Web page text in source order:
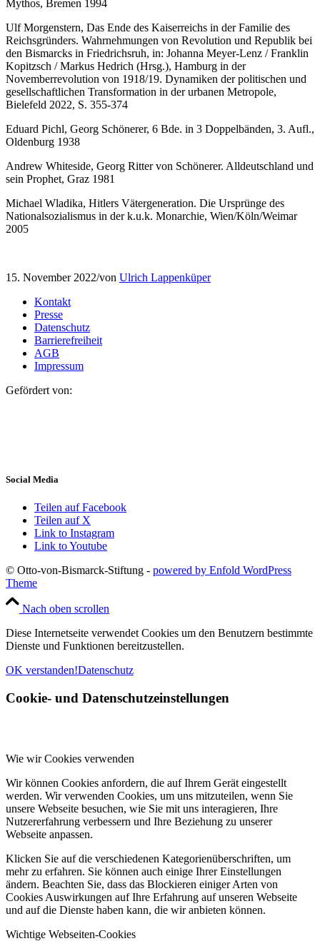
Mythos, Bremen 1994
Ulf Morgenstern, Das Ende des Kaiserreichs in der Familie des
Reichsgründers. Wahrnehmungen von Revolution und Republik bei
den Bismarcks in Friedrichsruh, in: Johanna Meyer-Lenz / Franklin
Kopitzsch / Markus Hedrich (Hrsg.), Hamburg in der
Novemberrevolution von 1918/19. Dynamiken der politischen und
gesellschaftlichen Transformation in der urbanen Metropole,
Bielefeld 2022, S. 355-374
Eduard Pichl, Georg Schönerer, 6 Bde. in 3 Doppelbänden, 3. Aufl.,
Oldenburg 1938
Andrew Whiteside, Georg Ritter von Schönerer. Alldeutschland und
sein Prophet, Graz 1981
Michael Wladika, Hitlers Vätergeneration. Die Ursprünge des
Nationalsozialismus in der k.u.k. Monarchie, Wien/Köln/Weimar
2005
15. November 2022/von Ulrich Lappenküper
Kontakt
Presse
Datenschutz
Barrierefreiheit
AGB
Impressum
Gefördert von:
Social Media
Teilen auf Facebook
Teilen auf X
Link to Instagram
Link to Youtube
© Otto-von-Bismarck-Stiftung - powered by Enfold WordPress
Theme
Nach oben scrollen
Diese Internetseite verwendet Cookies um den Benutzern bestimmte
Dienste und Funktionen bereitzustellen.
OK verstanden!Datenschutz
Cookie- und Datenschutzeinstellungen
Wie wir Cookies verwenden
Wir können Cookies anfordern, die auf Ihrem Gerät eingestellt
werden. Wir verwenden Cookies, um uns mitzuteilen, wenn Sie
unsere Webseite besuchen, wie Sie mit uns interagieren, Ihre
Nutzererfahrung verbessern und Ihre Beziehung zu unserer
Webseite anpassen.
Klicken Sie auf die verschiedenen Kategorienüberschriften, um
mehr zu erfahren. Sie können auch einige Ihrer Einstellungen
ändern. Beachten Sie, dass das Blockieren einiger Arten von
Cookies Auswirkungen auf Ihre Erfahrung auf unseren Webseite
und auf die Dienste haben kann, die wir anbieten können.
Wichtige Webseiten-Cookies